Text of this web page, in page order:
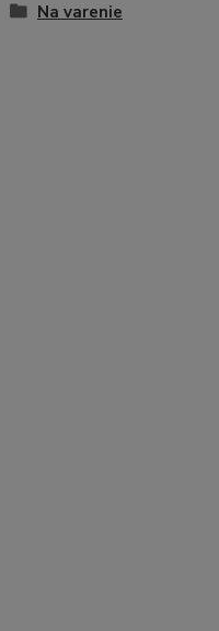
Na varenie